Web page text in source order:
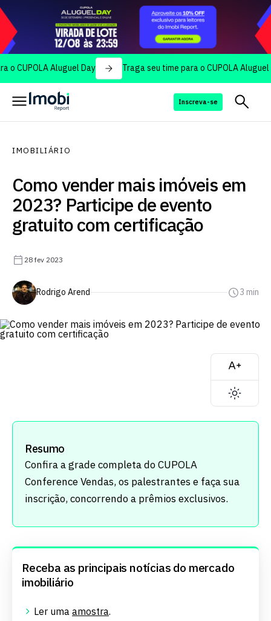
Aluguel Day Traga seu time para o CUPOLA Aluguel Day
Inscreva-se
IMOBILIÁRIO
Como vender mais imóveis em
2023? Participe de evento
gratuito com certificação
28 fev 2023
Rodrigo Arend 3 min
Resumo
Confira a grade completa do CUPOLA
Conference Vendas, os palestrantes e faça sua
inscrição, concorrendo a prêmios exclusivos.
Receba as principais notícias do mercado
imobiliário
Ler uma amostra.